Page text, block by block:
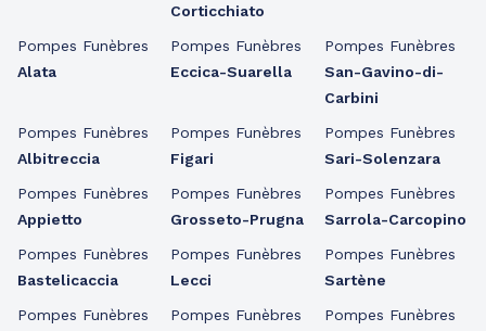
Pompes Funèbres
Alata
Pompes Funèbres
Albitreccia
Pompes Funèbres
Appietto
Pompes Funèbres
Bastelicaccia
Pompes Funèbres
Corticchiato
Pompes Funèbres
Eccica-Suarella
Pompes Funèbres
Figari
Pompes Funèbres
Grosseto-Prugna
Pompes Funèbres
Lecci
Pompes Funèbres
Pompes Funèbres
San-Gavino-di-
Carbini
Pompes Funèbres
Sari-Solenzara
Pompes Funèbres
Sarrola-Carcopino
Pompes Funèbres
Sartène
Pompes Funèbres